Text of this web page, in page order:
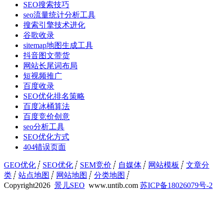
SEO搜索技巧
seo流量统计分析工具
搜索引擎技术进化
谷歌收录
sitemap地图生成工具
抖音图文带货
网站长尾词布局
短视频推广
百度收录
SEO优化排名策略
百度冰桶算法
百度竞价创意
seo分析工具
SEO优化方式
404错误页面
GEO优化 ┊ SEO优化 ┊ SEM竞价 ┊ 自媒体 ┊ 网站模板 ┊ 文章分
类 ┊ 站点地图 ┊ 网站地图 ┊ 分类地图 ┊
Copyright2026 景儿SEO www.untib.com 苏ICP备18026079号-2